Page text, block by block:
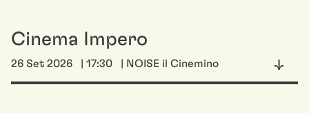
Cinema Impero
26 Set 2026 | 17:30 | NOISE il Cinemino